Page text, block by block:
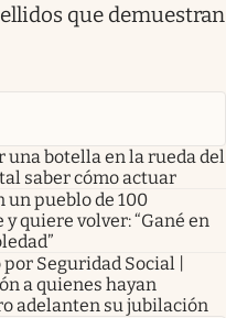
que demuestran
botella en la rueda del
saber cómo actuar
un pueblo de 100
quiere volver: “Gané en
Seguridad Social |
a quienes hayan
adelanten su jubilación